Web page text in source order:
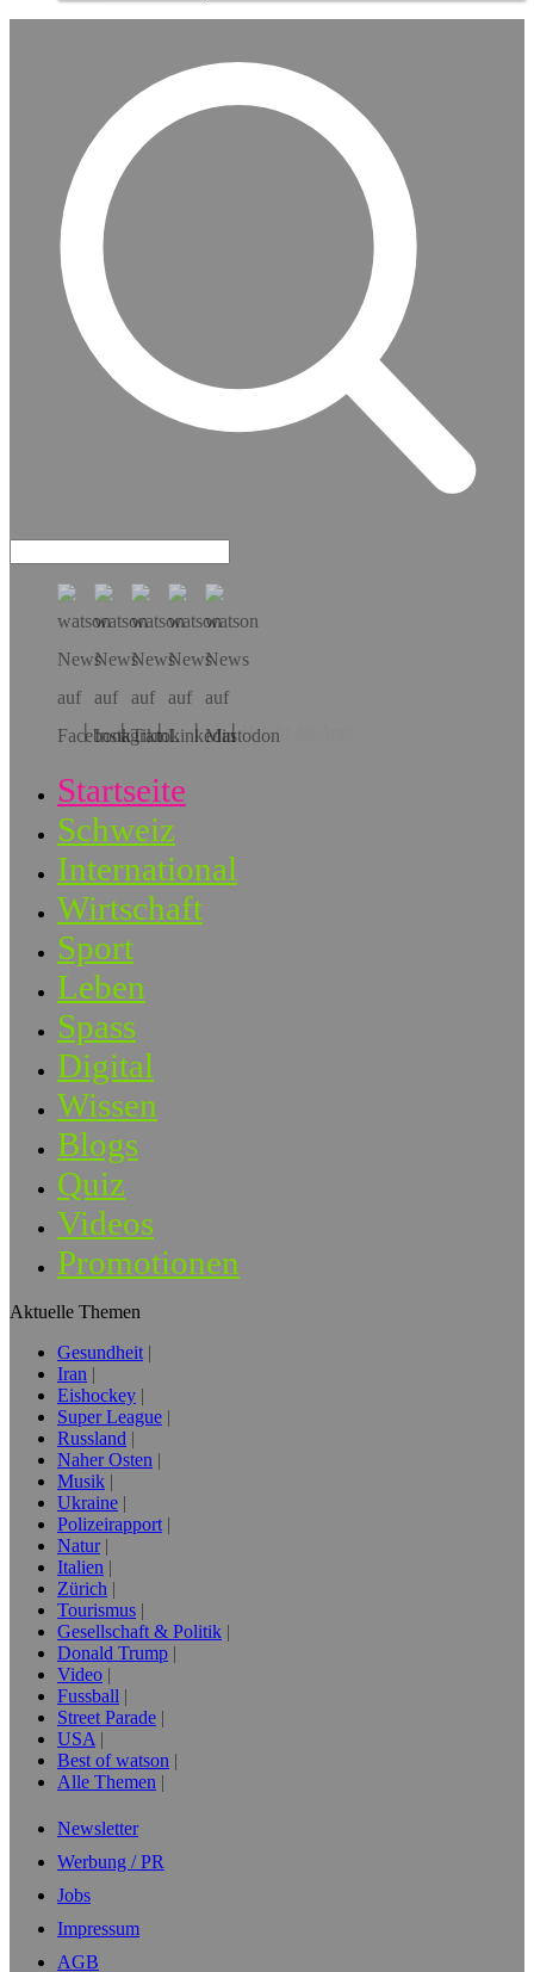
Hol dir die App!
Startseite
Schweiz
International
Wirtschaft
Sport
Leben
Spass
Digital
Wissen
Blogs
Quiz
Videos
Promotionen
Aktuelle Themen
Gesundheit
Iran
Eishockey
Super League
Russland
Naher Osten
Musik
Ukraine
Polizeirapport
Natur
Italien
Zürich
Tourismus
Gesellschaft & Politik
Donald Trump
Video
Fussball
Street Parade
USA
Best of watson
Alle Themen
Newsletter
Werbung / PR
Jobs
Impressum
AGB